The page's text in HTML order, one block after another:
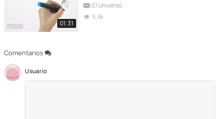
Comentarios
Usuario
01:31
El Universo
5,9k